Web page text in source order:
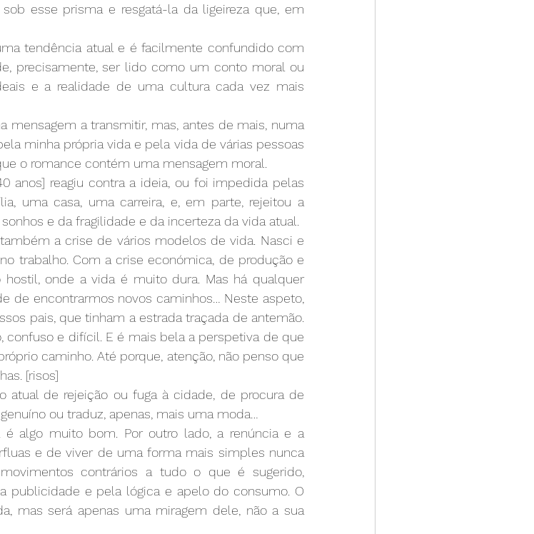
esse prisma e resgatá-la da ligeireza que, em
tendência atual e é facilmente confundido com
precisamente, ser lido como um conto moral ou
e a realidade de uma cultura cada vez mais
mensagem a transmitir, mas, antes de mais, numa
minha própria vida e pela vida de várias pessoas
o romance contém uma mensagem moral.
anos] reagiu contra a ideia, ou foi impedida pelas
uma casa, uma carreira, e, em parte, rejeitou a
e da fragilidade e da incerteza da vida atual.
a crise de vários modelos de vida. Nasci e
trabalho. Com a crise económica, de produção e
onde a vida é muito dura. Mas há qualquer
de encontrarmos novos caminhos… Neste aspeto,
pais, que tinham a estrada traçada de antemão.
confuso e difícil. E é mais bela a perspetiva de que
caminho. Até porque, atenção, não penso que
[risos]
atual de rejeição ou fuga à cidade, de procura de
ou traduz, apenas, mais uma moda…
algo muito bom. Por outro lado, a renúncia e a
e de viver de uma forma mais simples nunca
contrários a tudo o que é sugerido,
publicidade e pela lógica e apelo do consumo. O
mas será apenas uma miragem dele, não a sua